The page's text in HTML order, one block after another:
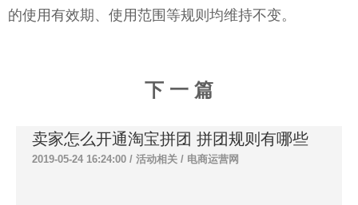
的使用有效期、使用范围等规则均维持不变。
下 一 篇
卖家怎么开通淘宝拼团 拼团规则有哪些
2019-05-24 16:24:00 / 活动相关 / 电商运营网